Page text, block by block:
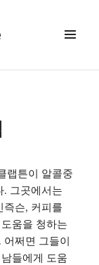
랩튼이 알콜중
. 그곳에서는
즉슨, 커피를
움을 청하는
쩌면 그들이
들에게 도움